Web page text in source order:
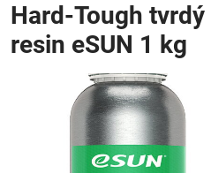
Hard-Tough
resin eSUN 1 kg